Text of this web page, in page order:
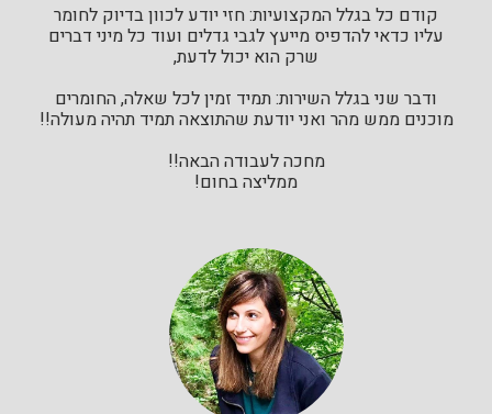
קודם כל בגלל המקצועיות: חזי יודע לכוון בדיוק לחומר
עליו כדאי להדפיס מייעץ לגבי גדלים ועוד כל מיני דברים
שרק הוא יכול לדעת,
ודבר שני בגלל השירות: תמיד זמין לכל שאלה, החומרים
מוכנים ממש מהר ואני יודעת שהתוצאה תמיד תהיה מעולה!!
מחכה לעבודה הבאה!!
ממליצה בחום!